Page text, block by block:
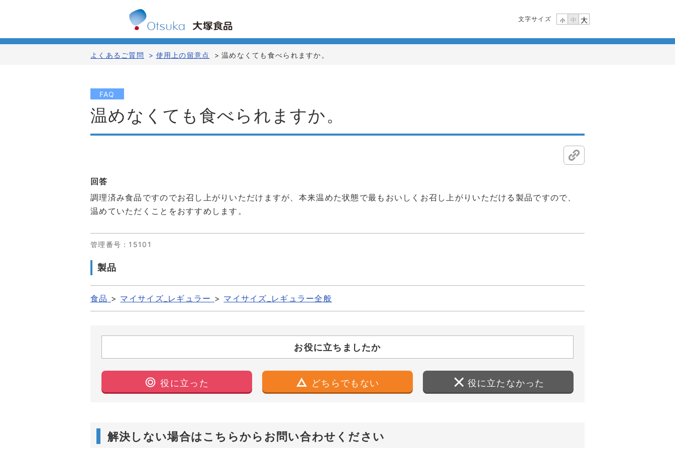
文字サイズ 小 中 大
よくあるご質問 > 使用上の留意点 > 温めなくても食べられますか。
FAQ
温めなくても食べられますか。
回答
調理済み食品ですのでお召し上がりいただけますが、本来温めた状態で最もおいしくお召し上がりいただける製品ですので、
温めていただくことをおすすめします。
管理番号 ：15101
製品
食品 > マイサイズ_レギュラー > マイサイズ_レギュラー全般
お役に立ちましたか
役に立った どちらでもない 役に立たなかった
解決しない場合はこちらからお問い合わせください